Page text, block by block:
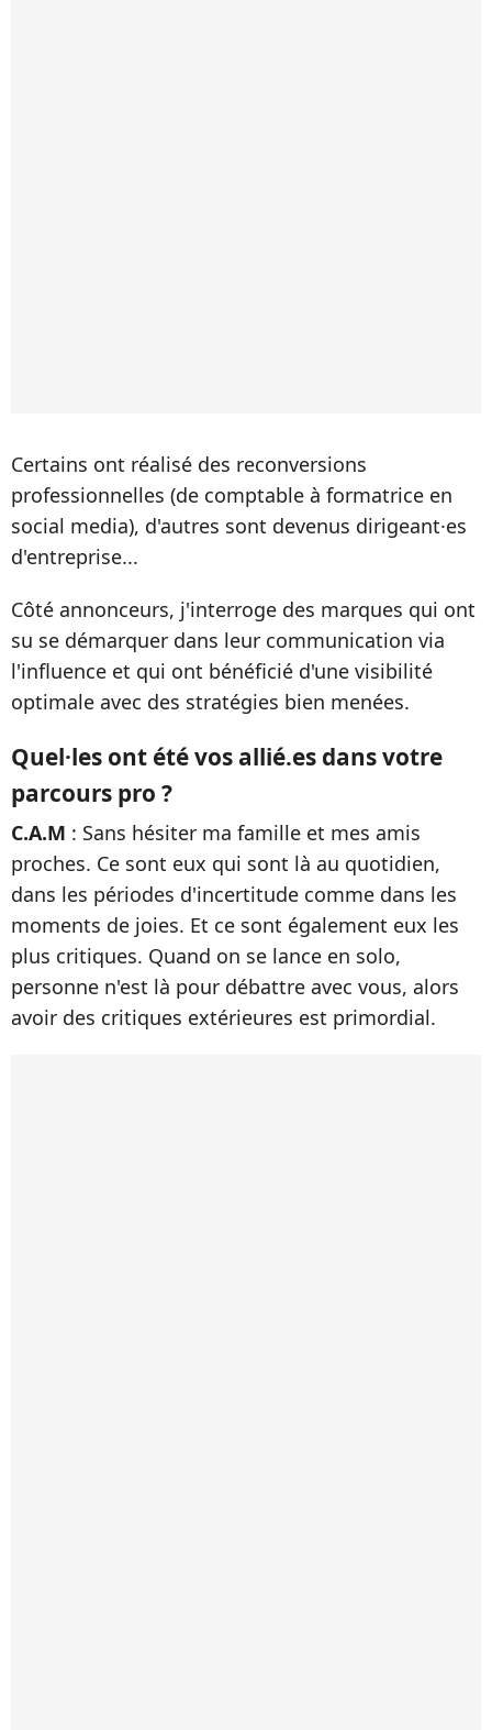
Certains ont réalisé des reconversions
professionnelles (de comptable à formatrice en
social media), d'autres sont devenus dirigeant·es
d'entreprise...
Côté annonceurs, j'interroge des marques qui ont
su se démarquer dans leur communication via
l'influence et qui ont bénéficié d'une visibilité
optimale avec des stratégies bien menées.
Quel·les ont été vos allié.es dans votre
parcours pro ?
C.A.M : Sans hésiter ma famille et mes amis
proches. Ce sont eux qui sont là au quotidien,
dans les périodes d'incertitude comme dans les
moments de joies. Et ce sont également eux les
plus critiques. Quand on se lance en solo,
personne n'est là pour débattre avec vous, alors
avoir des critiques extérieures est primordial.